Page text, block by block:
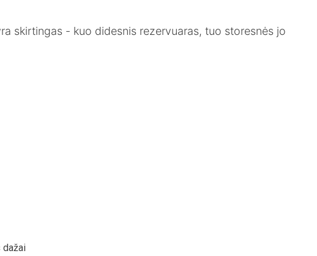
skirtingas - kuo didesnis rezervuaras, tuo storesnės jo
dažai